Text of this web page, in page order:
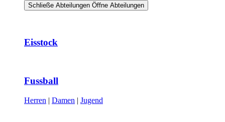
Schließe Abteilungen Öffne Abteilungen
Eisstock
Fussball
Herren | Damen | Jugend